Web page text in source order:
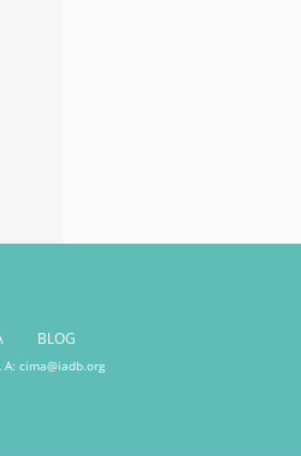
BLOG
A: cima@iadb.org